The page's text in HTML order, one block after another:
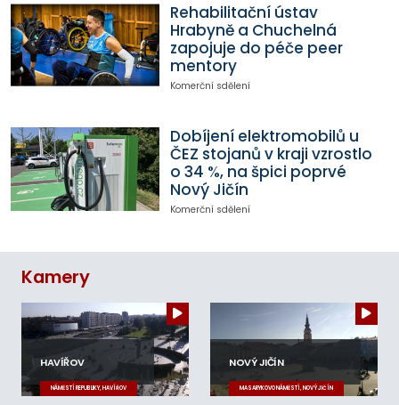
Rehabilitační ústav
Hrabyně a Chuchelná
zapojuje do péče peer
mentory
Komerční sdělení
Dobíjení elektromobilů u
ČEZ stojanů v kraji vzrostlo
o 34 %, na špici poprvé
Nový Jičín
Komerční sdělení
Kamery
HAVÍŘOV
NÁMĚSTÍ REPUBLIKY, HAVÍŘOV
NOVÝ JIČÍN
MASARYKOVO NÁMĚSTÍ, NOVÝ JIČÍN